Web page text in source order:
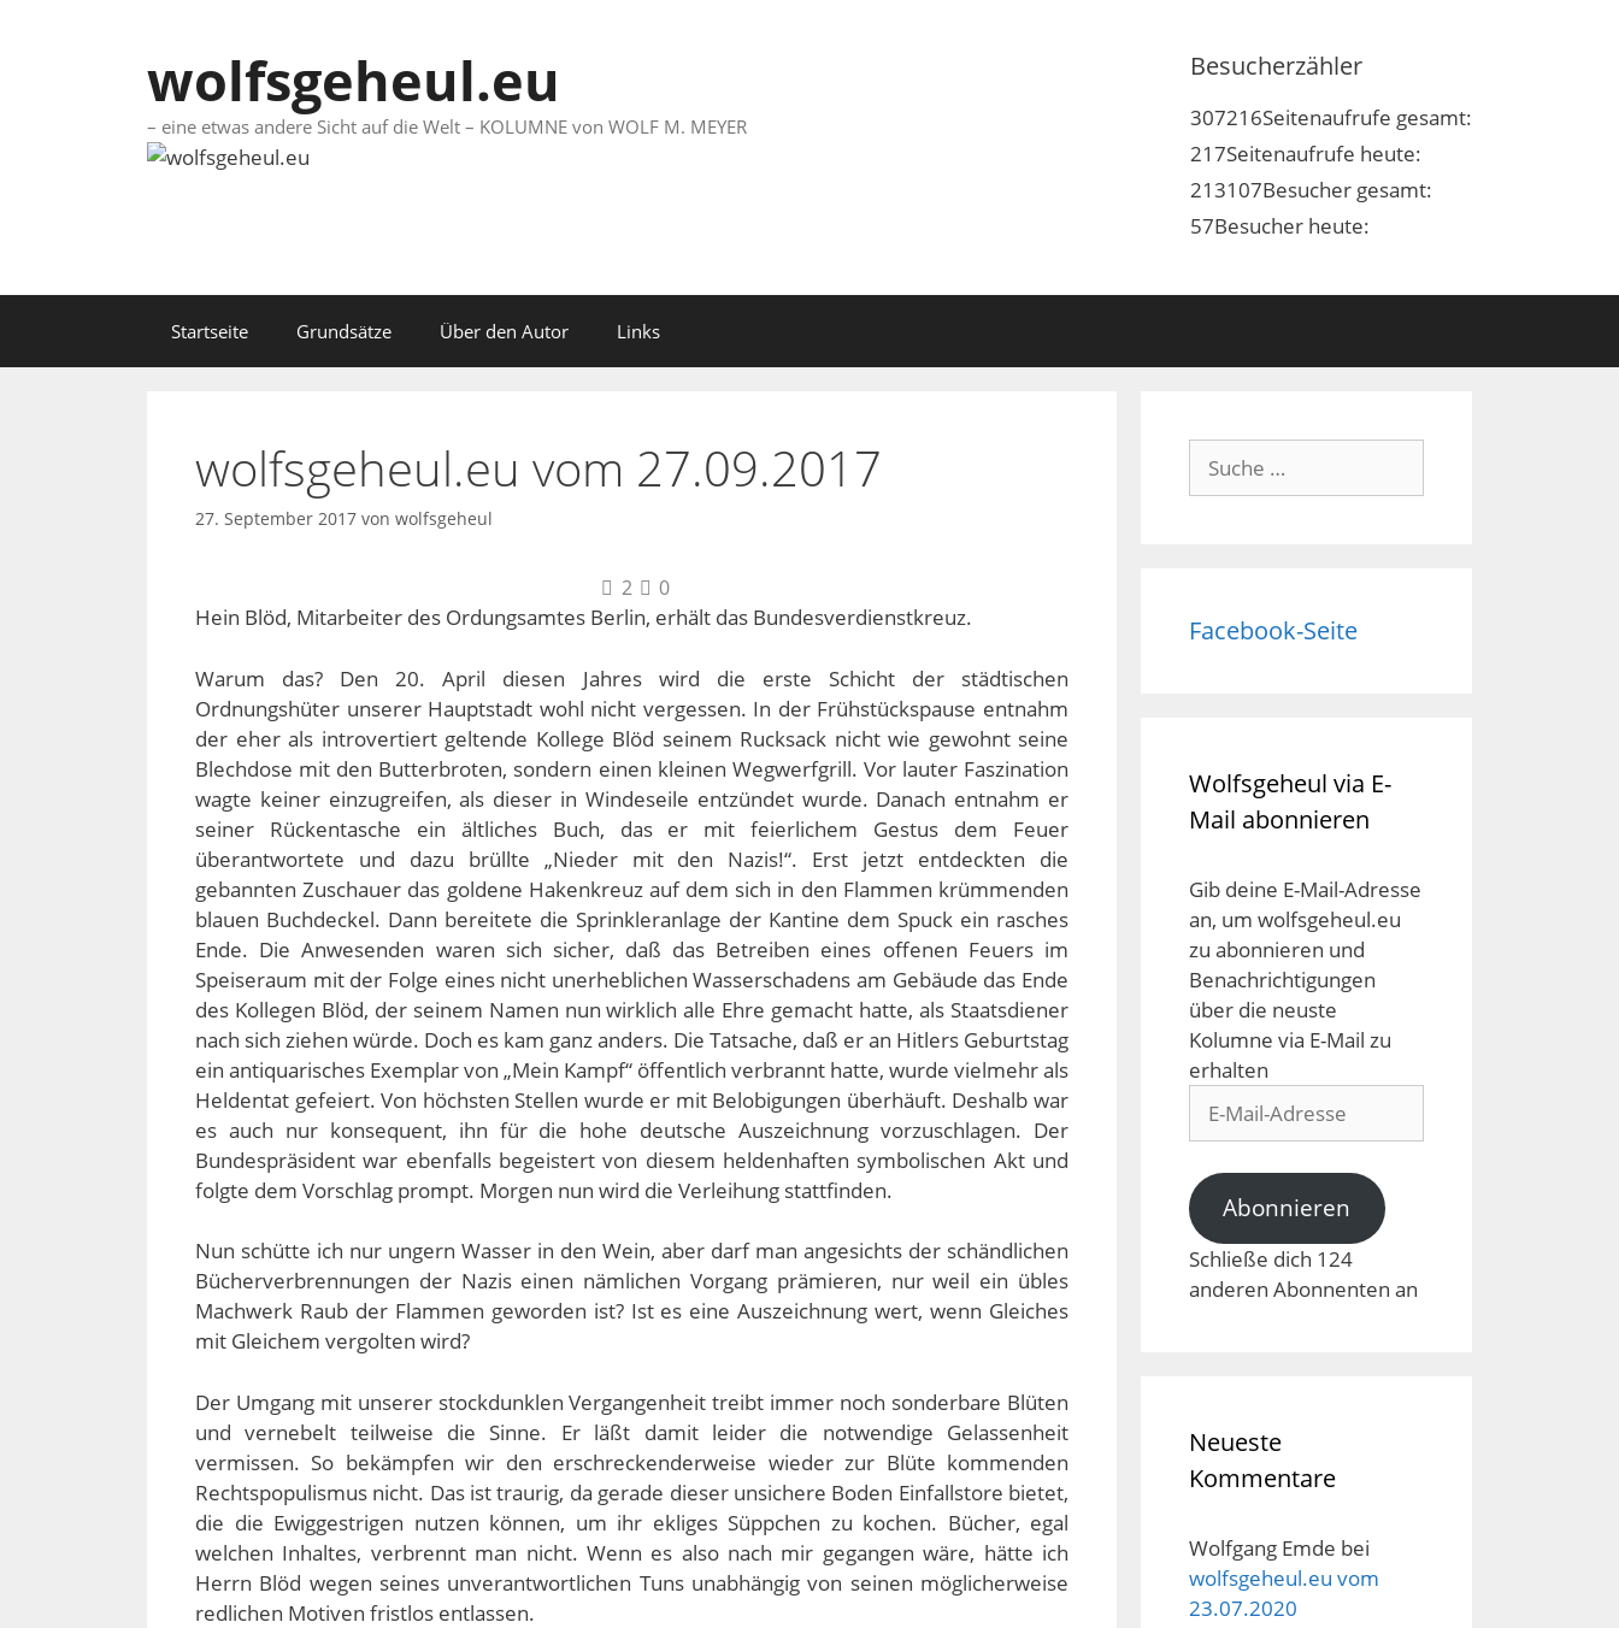
Besucherzähler
307216Seitenaufrufe gesamt:
217Seitenaufrufe heute:
213107Besucher gesamt:
57Besucher heute:
wolfsgeheul.eu
– eine etwas andere Sicht auf die Welt – KOLUMNE von WOLF M. MEYER
Startseite Grundsätze Über den Autor Links
wolfsgeheul.eu vom 27.09.2017
27. September 2017 von wolfsgeheul
2 0
Hein Blöd, Mitarbeiter des Ordungsamtes Berlin, erhält das Bundesverdienstkreuz.
Warum das? Den 20. April diesen Jahres wird die erste Schicht der städtischen
Ordnungshüter unserer Hauptstadt wohl nicht vergessen. In der Frühstückspause entnahm
der eher als introvertiert geltende Kollege Blöd seinem Rucksack nicht wie gewohnt seine
Blechdose mit den Butterbroten, sondern einen kleinen Wegwerfgrill. Vor lauter Faszination
wagte keiner einzugreifen, als dieser in Windeseile entzündet wurde. Danach entnahm er
seiner Rückentasche ein ältliches Buch, das er mit feierlichem Gestus dem Feuer
überantwortete und dazu brüllte „Nieder mit den Nazis!“. Erst jetzt entdeckten die
gebannten Zuschauer das goldene Hakenkreuz auf dem sich in den Flammen krümmenden
blauen Buchdeckel. Dann bereitete die Sprinkleranlage der Kantine dem Spuck ein rasches
Ende. Die Anwesenden waren sich sicher, daß das Betreiben eines offenen Feuers im
Speiseraum mit der Folge eines nicht unerheblichen Wasserschadens am Gebäude das Ende
des Kollegen Blöd, der seinem Namen nun wirklich alle Ehre gemacht hatte, als Staatsdiener
nach sich ziehen würde. Doch es kam ganz anders. Die Tatsache, daß er an Hitlers Geburtstag
ein antiquarisches Exemplar von „Mein Kampf“ öffentlich verbrannt hatte, wurde vielmehr als
Heldentat gefeiert. Von höchsten Stellen wurde er mit Belobigungen überhäuft. Deshalb war
es auch nur konsequent, ihn für die hohe deutsche Auszeichnung vorzuschlagen. Der
Bundespräsident war ebenfalls begeistert von diesem heldenhaften symbolischen Akt und
folgte dem Vorschlag prompt. Morgen nun wird die Verleihung stattfinden.
Nun schütte ich nur ungern Wasser in den Wein, aber darf man angesichts der schändlichen
Bücherverbrennungen der Nazis einen nämlichen Vorgang prämieren, nur weil ein übles
Machwerk Raub der Flammen geworden ist? Ist es eine Auszeichnung wert, wenn Gleiches
mit Gleichem vergolten wird?
Der Umgang mit unserer stockdunklen Vergangenheit treibt immer noch sonderbare Blüten
und vernebelt teilweise die Sinne. Er läßt damit leider die notwendige Gelassenheit
vermissen. So bekämpfen wir den erschreckenderweise wieder zur Blüte kommenden
Rechtspopulismus nicht. Das ist traurig, da gerade dieser unsichere Boden Einfallstore bietet,
die die Ewiggestrigen nutzen können, um ihr ekliges Süppchen zu kochen. Bücher, egal
welchen Inhaltes, verbrennt man nicht. Wenn es also nach mir gegangen wäre, hätte ich
Herrn Blöd wegen seines unverantwortlichen Tuns unabhängig von seinen möglicherweise
redlichen Motiven fristlos entlassen.
Suche
nach:
Facebook-Seite
Wolfsgeheul via E-
Mail abonnieren
Gib deine E-Mail-Adresse
an, um wolfsgeheul.eu
zu abonnieren und
Benachrichtigungen
über die neuste
Kolumne via E-Mail zu
erhalten
Mail-
Abonnieren
Schließe dich 124
anderen Abonnenten an
Neueste
Kommentare
Wolfgang Emde bei
wolfsgeheul.eu vom
23.07.2020